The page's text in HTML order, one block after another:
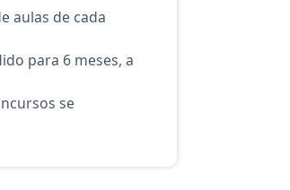
aulas de cada
para 6 meses, a
se